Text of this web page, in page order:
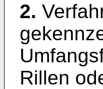
2.
Rillen